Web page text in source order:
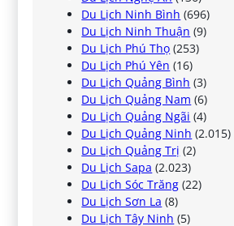
Du Lịch Ninh Bình (696)
Du Lịch Ninh Thuận (9)
Du Lịch Phú Thọ (253)
Du Lịch Phú Yên (16)
Du Lịch Quảng Bình (3)
Du Lịch Quảng Nam (6)
Du Lịch Quảng Ngãi (4)
Du Lịch Quảng Ninh (2.015)
Du Lịch Quảng Trị (2)
Du Lịch Sapa (2.023)
Du Lịch Sóc Trăng (22)
Du Lịch Sơn La (8)
Du Lịch Tây Ninh (5)